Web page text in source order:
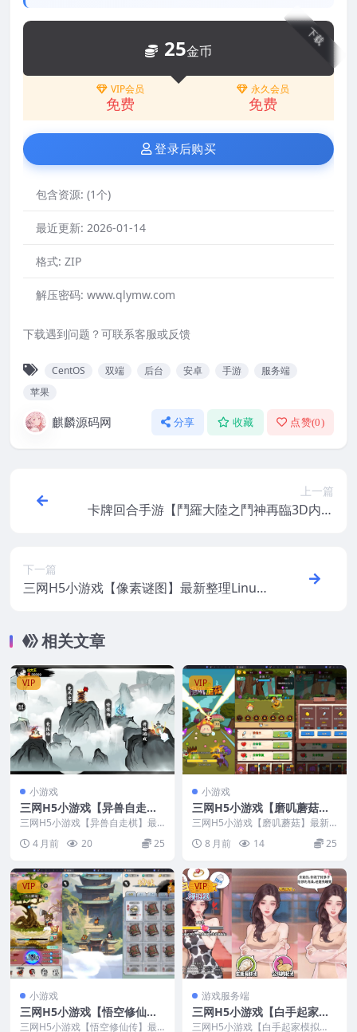
下载
25金币
VIP会员
免费
永久会员
免费
登录后购买
包含资源: (1个)
最近更新: 2026-01-14
格式: ZIP
解压密码: www.qlymw.com
下载遇到问题？可联系客服或反馈
CentOS 双端 后台 安卓 手游
服务端
苹果
麒麟源码网 分享 收藏 点赞(0)
上一篇
卡牌回合手游【鬥羅大陸之鬥神再臨3D内购
下一篇
三网H5小游戏【像素谜图】最新整理Linux
相关文章
VIP
小游戏
三网H5小游戏【异兽自走
棋】最新整理Linux手工服务
端
三网H5小游戏【异兽自走棋】最
4 月前 20 25
VIP
小游戏
三网H5小游戏【磨叽蘑菇】
最新整理CentOS手工服务端
+安卓+源码
三网H5小游戏【磨叽蘑菇】最新
整理CentOS手工服务端+安卓+源
码 8 月前 14 25
VIP
小游戏
三网H5小游戏【悟空修仙
传】最新整理CentOS手工服
三网H5小游戏【悟空修仙传】最
VIP
游戏服务端
三网H5小游戏【白手起家模
拟器】Linux手工服务端+安
三网H5小游戏【白手起家模拟